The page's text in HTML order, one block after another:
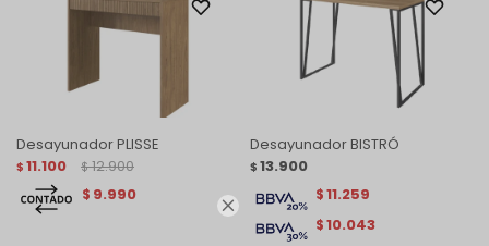

Desayunador PLISSE
$ 11.100 $ 12.900
$ 9.990
Desayunador BISTRÓ
$ 13.900
$10.043
$11.259